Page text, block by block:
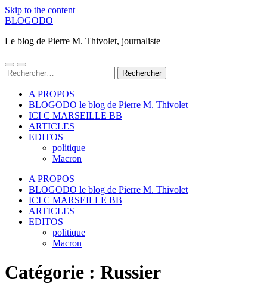
Skip to the content
BLOGODO
Le blog de Pierre M. Thivolet, journaliste
Toggle
mobile
Toggle
search
Rechercher :
A PROPOS
BLOGODO le blog de Pierre M. Thivolet
ICI C MARSEILLE BB
ARTICLES
EDITOS
politique
Macron
A PROPOS
BLOGODO le blog de Pierre M. Thivolet
ICI C MARSEILLE BB
ARTICLES
EDITOS
politique
Macron
Catégorie : Russier